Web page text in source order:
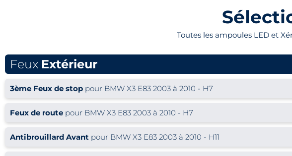
Toutes les ampoules LED et
Feux Extérieur
3ème Feux de stop pour BMW X3 E83 2003 à 2010 - H7
Feux de route pour BMW X3 E83 2003 à 2010 - H7
Antibrouillard Avant pour BMW X3 E83 2003 à 2010 - H11